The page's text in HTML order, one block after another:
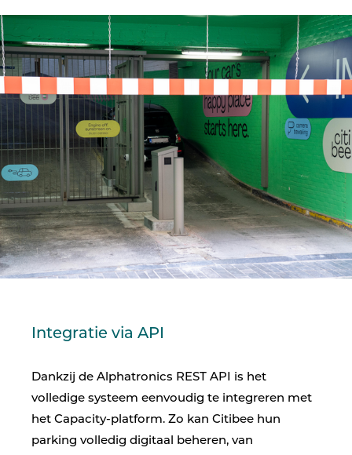
Integratie via API
Dankzij de Alphatronics REST API is het
volledige systeem eenvoudig te integreren met
het Capacity-platform. Zo kan Citibee hun
parking volledig digitaal beheren, van